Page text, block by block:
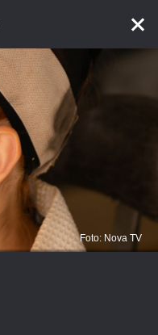
Foto: Nova TV